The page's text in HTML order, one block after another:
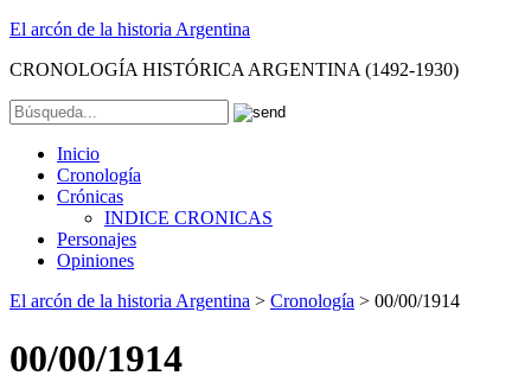
El arcón de la historia Argentina
CRONOLOGÍA HISTÓRICA ARGENTINA (1492-1930)
Inicio
Cronología
Crónicas
INDICE CRONICAS
Personajes
Opiniones
El arcón de la historia Argentina > Cronología > 00/00/1914
00/00/1914